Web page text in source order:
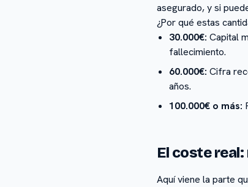
asegurado, y si
¿Por qué estas
30.000€: Capital
fallecimiento.
60.000€: Cifra
años.
100.000€ o más:
El coste
Aquí viene la parte